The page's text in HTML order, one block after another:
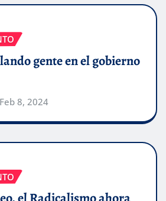
gente en el gobierno
Feb 8, 2024